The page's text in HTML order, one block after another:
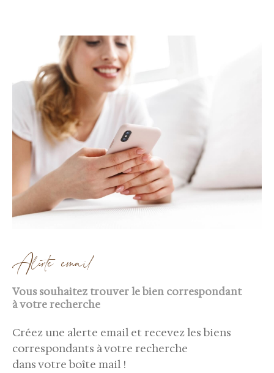
Alerte email
Vous souhaitez trouver le bien correspondant
à votre recherche
Créez une alerte email et recevez les biens
correspondants à votre recherche
dans votre boîte mail !